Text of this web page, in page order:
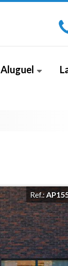
Aluguel
Ref.: